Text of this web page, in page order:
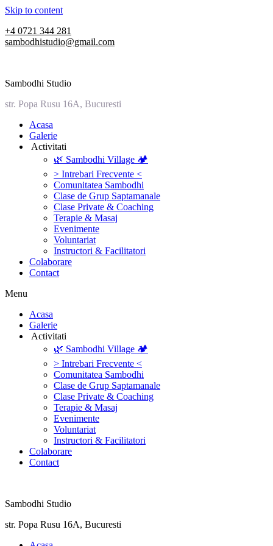
Skip to content
+4 0721 344 281
sambodhistudio@gmail.com
Sambodhi Studio
str. Popa Rusu 16A, Bucuresti
‎Acasa
Galerie
‎ ‎Activitati‎
🌿 Sambodhi Village 🏕️
> Intrebari Frecvente <
Comunitatea Sambodhi
Clase de Grup Saptamanale
Clase Private & Coaching
Terapie & Masaj
‎Evenimente
Voluntariat
‏‏‎Instructori & Facilitatori
Colaborare
Contact
Menu
‎Acasa
Galerie
‎ ‎Activitati‎
🌿 Sambodhi Village 🏕️
> Intrebari Frecvente <
Comunitatea Sambodhi
Clase de Grup Saptamanale
Clase Private & Coaching
Terapie & Masaj
‎Evenimente
Voluntariat
‏‏‎Instructori & Facilitatori
Colaborare
Contact
Sambodhi Studio
str. Popa Rusu 16A, Bucuresti